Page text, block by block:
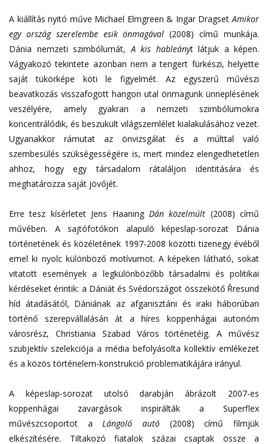
A kiállítás nyitó műve Michael Elmgreen & Ingar Dragset Amikor
egy ország szerelembe esik önmagával (2008) című munkája.
Dánia nemzeti szimbólumát, A kis hableányt látjuk a képen.
Vágyakozó tekintete azonban nem a tengert fürkészi, helyette
saját tükörképe köti le figyelmét. Az egyszerű művészi
beavatkozás visszafogott hangon utal önmagunk ünneplésének
veszélyére, amely gyakran a nemzeti szimbólumokra
koncentrálódik, és beszukült világszemlélet kialakulásához vezet.
Ugyanakkor rámutat az önvizsgálat és a múlttal való
szembesülés szükségességére is, mert mindez elengedhetetlen
ahhoz, hogy egy társadalom rátaláljon identitására és
meghatározza saját jövőjét.
Erre tesz kísérletet Jens Haaning Dán közelmúlt (2008) című
művében. A sajtófotókon alapuló képeslap-sorozat Dánia
történetének és közéletének 1997-2008 közötti tizenegy évéből
emel ki nyolc különböző motívumot. A képeken látható, sokat
vitatott események a legkülönbözőbb társadalmi és politikai
kérdéseket érintik: a Dániát és Svédországot összekötő Řresund
híd átadásától, Dániának az afganisztáni és iraki háborúban
történő szerepvállalásán át a híres koppenhágai autonóm
városrész, Christiania Szabad Város történetéig. A művész
szubjektív szelekciója a média befolyásolta kollektív emlékezet
és a közös történelem-konstrukció problematikájára irányul.
A képeslap-sorozat utolsó darabján ábrázolt 2007-es
koppenhágai zavargások inspirálták a Superflex
művészcsoportot a Lángoló autó (2008) című filmjük
elkészítésére. Tiltakozó fiatalok százai csaptak össze a